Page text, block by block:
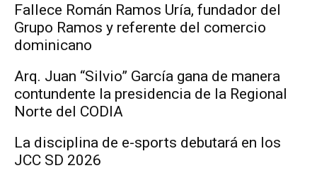
Fallece Román Ramos Uría, fundador del
Grupo Ramos y referente del comercio
dominicano
Arq. Juan “Silvio” García gana de manera
contundente la presidencia de la Regional
Norte del CODIA
La disciplina de e-sports debutará en los
JCC SD 2026